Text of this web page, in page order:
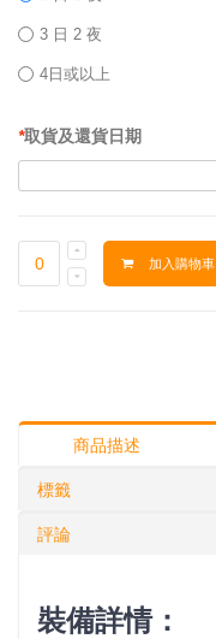
3 日 2 夜
4日或以上
*取貨及還貨日期
加入購物車
商品描述
標籤
評論
裝備詳情：